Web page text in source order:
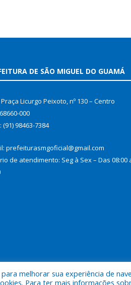
DE SÃO MIGUEL DO GUAMÁ
Licurgo Peixoto, nº 130 – Centro
000
(91) 98463-7384
prefeiturasmgoficial@gmail.com
de atendimento: Seg à Sex – Das 08:00
os direitos reservados a Prefeitura
melhorar sua experiência de
Para ter mais informações